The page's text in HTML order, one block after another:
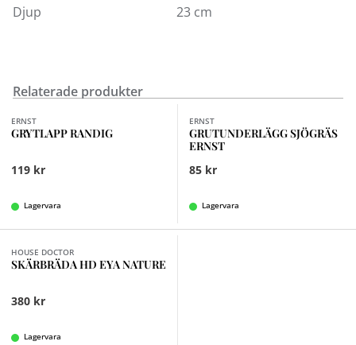
Djup
23 cm
Relaterade produkter
ERNST
GRYTLAPP RANDIG
119 kr
Lagervara
ERNST
GRUTUNDERLÄGG SJÖGRÄS
ERNST
85 kr
Lagervara
HOUSE DOCTOR
SKÄRBRÄDA HD EYA NATURE
380 kr
Lagervara